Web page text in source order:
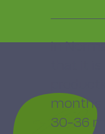
In
months
30-36